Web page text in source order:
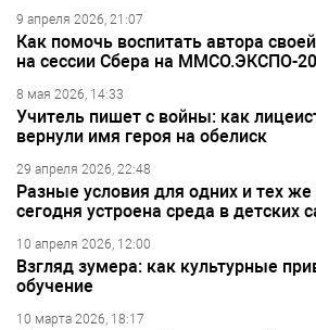
9 апреля 2026, 21:07
Как помочь воспитать автора
на сессии Сбера на ММСО.ЭКСПО-
8 мая 2026, 14:33
Учитель пишет с войны: как
вернули имя героя на обелиск
29 апреля 2026, 22:48
Разные условия для одних и тех же
сегодня устроена среда в детских
10 апреля 2026, 12:00
Взгляд зумера: как культурные
обучение
10 марта 2026, 18:17